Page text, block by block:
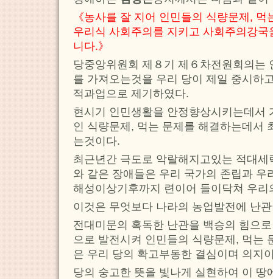
《농사를 잘 지어 인민들의 식량문제,
우리식 사회주의를 지키고 사회주의강
니다.》
당중앙위원회 제８기 제６차전원회의는
를 가져오는것을 우리 당이 제일 중시하
적과업으로 제기하였다.
현시기 인민생활을 안정향상시키는데서
인 식량문제, 먹는 문제를 해결하는데서
는것이다.
최근년간 극도로 악랄해지고있는 적대
와 같은 장애들은 우리 국가의 존립과 우
해성이상기후까지 련이어 들이닥쳐 우
이것은 무엇보다 나라의 농업발전에 난
전대미문의 혹독한 난관을 백승의 힘으
으로 발전시켜 인민들의 식량문제, 먹는
은 우리 당의 확고부동한 결심이며 의지
당의 숭고한 뜻을 빛나게 실현하여 이 땅